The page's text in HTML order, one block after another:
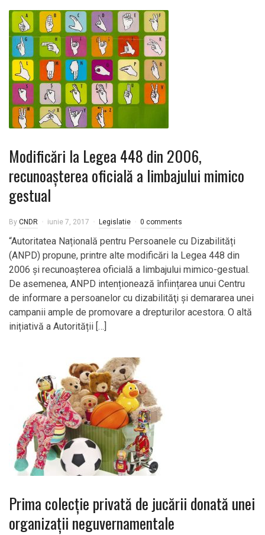
Modificări la Legea 448 din 2006,
recunoașterea oficială a limbajului mimico
gestual
By CNDR iunie 7, 2017 Legislatie 0 comments
“Autoritatea Națională pentru Persoanele cu Dizabilități
(ANPD) propune, printre alte modificări la Legea 448 din
2006 și recunoașterea oficială a limbajului mimico-gestual.
De asemenea, ANPD intenționează înființarea unui Centru
de informare a persoanelor cu dizabilităţi și demararea unei
campanii ample de promovare a drepturilor acestora. O altă
inițiativă a Autorității […]
Prima colecție privată de jucării donată unei
organizații neguvernamentale